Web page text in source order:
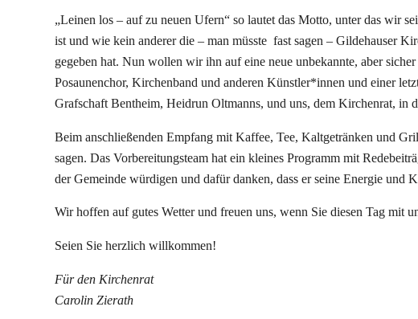
„Leinen los – auf zu neuen Ufern“ so lautet das Motto, unter das wir
ist und wie kein anderer die – man müsste fast sagen – Gildehauser
gegeben hat. Nun wollen wir ihn auf eine neue unbekannte, aber
Posaunenchor, Kirchenband und anderen Künstler*innen und einer
Grafschaft Bentheim, Heidrun Oltmanns, und uns, dem Kirchenrat, in
Beim anschließenden Empfang mit Kaffee, Tee, Kaltgetränken und
sagen. Das Vorbereitungsteam hat ein kleines Programm mit
der Gemeinde würdigen und dafür danken, dass er seine Energie und
Wir hoffen auf gutes Wetter und freuen uns, wenn Sie diesen Tag mit
Seien Sie herzlich willkommen!
Für den Kirchenrat
Carolin Zierath